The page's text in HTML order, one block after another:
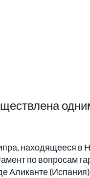
находящееся в
по вопросам
Аликанте